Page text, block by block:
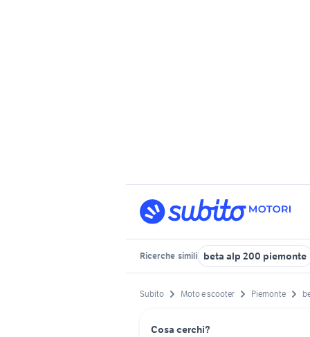
Ricerche simili beta alp 200 piemonte
Subito Moto e scooter Piemonte
Cosa cerchi?